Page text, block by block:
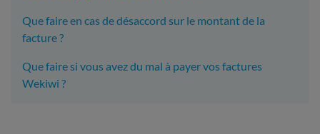
Que faire en cas de désaccord sur le montant de la
facture ?
Que faire si vous avez du mal à payer vos factures
Wekiwi ?